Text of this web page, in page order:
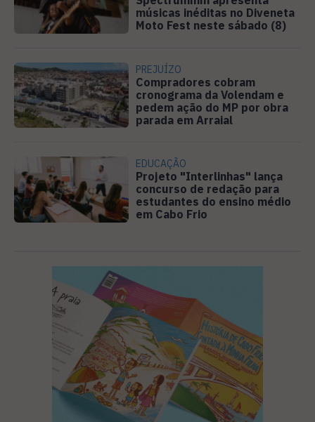
músicas inéditas no Diveneta
Moto Fest neste sábado (8)
PREJUÍZO
Compradores cobram
cronograma da Volendam e
pedem ação do MP por obra
parada em Arraial
EDUCAÇÃO
Projeto "Interlinhas" lança
concurso de redação para
estudantes do ensino médio
em Cabo Frio